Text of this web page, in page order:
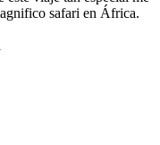
safari en África.